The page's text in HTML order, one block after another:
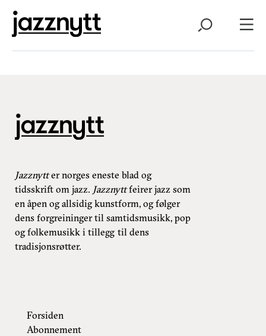
Jazznytter norges eneste blad og
tidsskrift om jazz. Jazznyttfeirer jazz som
en åpen og allsidig kunstform, og følger
dens forgreininger til samtidsmusikk, pop
og folkemusikk i tillegg til dens
tradisjonsrøtter.
Forsiden
Abonnement